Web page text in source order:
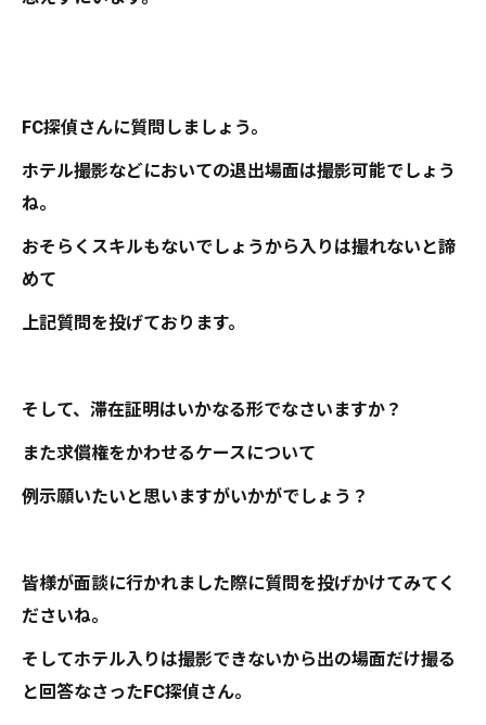
FC探偵さんに質問しましょう。
ホテル撮影などにおいての退出場面は撮影可能でしょう
ね。
おそらくスキルもないでしょうから入りは撮れないと諦
めて
上記質問を投げております。
そして、滞在証明はいかなる形でなさいますか？
また求償権をかわせるケースについて
例示願いたいと思いますがいかがでしょう？
皆様が面談に行かれました際に質問を投げかけてみてく
ださいね。
そしてホテル入りは撮影できないから出の場面だけ撮る
と回答なさったFC探偵さん。